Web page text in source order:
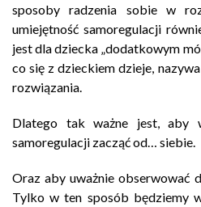
sposoby radzenia sobie w
umiejętność samoregulacji
jest dla dziecka „dodatkowym
co się z dzieckiem dzieje,
rozwiązania.
Dlatego tak ważne jest, aby
samoregulacji zacząć od… siebie.
Oraz aby uważnie obserwować
Tylko w ten sposób będziemy